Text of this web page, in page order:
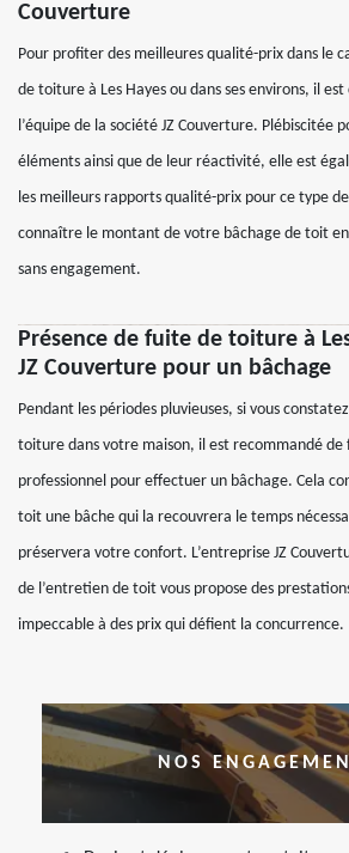
Couverture
Pour profiter des meilleures qualité-prix dans le
de toiture à Les Hayes ou dans ses environs, il
l’équipe de la société JZ Couverture. Plébiscitée
éléments ainsi que de leur réactivité, elle est
les meilleurs rapports qualité-prix pour ce type
connaître le montant de votre bâchage de toit
sans engagement.
Présence de fuite de toiture à
JZ Couverture pour un bâchage
Pendant les périodes pluvieuses, si vous
toiture dans votre maison, il est recommandé de
professionnel pour effectuer un bâchage. Cela
toit une bâche qui la recouvrera le temps
préservera votre confort. L’entreprise JZ
de l’entretien de toit vous propose des
impeccable à des prix qui défient la concurrence.
NOS